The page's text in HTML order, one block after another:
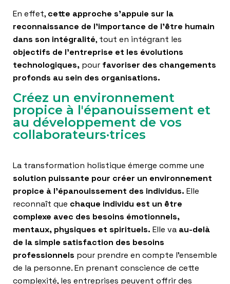
En effet, cette approche s’appuie sur la
reconnaissance de l’importance de l’être humain
dans son intégralité, tout en intégrant les
objectifs de l’entreprise et les évolutions
technologiques, pour favoriser des changements
profonds au sein des organisations.
Créez un environnement
propice à l'épanouissement et
au développement de vos
collaborateurs·trices
La transformation holistique émerge comme une
solution puissante pour créer un environnement
propice à l’épanouissement des individus. Elle
reconnaît que chaque individu est un être
complexe avec des besoins émotionnels,
mentaux, physiques et spirituels. Elle va au-delà
de la simple satisfaction des besoins
professionnels pour prendre en compte l’ensemble
de la personne. En prenant conscience de cette
complexité, les entreprises peuvent offrir des